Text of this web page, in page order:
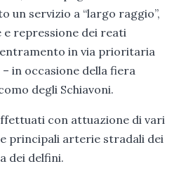
un servizio a “largo raggio”,
repressione dei reati
in via prioritaria
in occasione della fiera
degli Schiavoni.
con attuazione di vari
principali arterie stradali dei
dei delfini.